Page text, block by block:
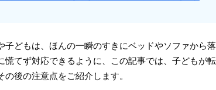
子どもは、ほんの一瞬のすきにベッドやソファから
慌てず対応できるように、この記事では、子どもが
の後の注意点をご紹介します。